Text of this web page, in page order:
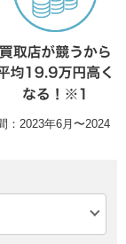
：2023年6月〜2024